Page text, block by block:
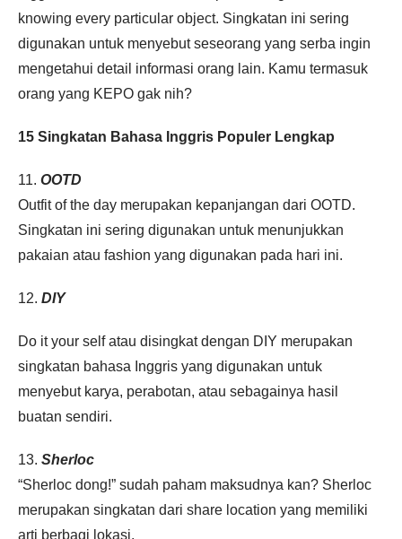
knowing every particular object. Singkatan ini sering
digunakan untuk menyebut seseorang yang serba ingin
mengetahui detail informasi orang lain. Kamu termasuk
orang yang KEPO gak nih?
15 Singkatan Bahasa Inggris Populer Lengkap
11. OOTD
Outfit of the day merupakan kepanjangan dari OOTD.
Singkatan ini sering digunakan untuk menunjukkan
pakaian atau fashion yang digunakan pada hari ini.
12. DIY
Do it your self atau disingkat dengan DIY merupakan
singkatan bahasa Inggris yang digunakan untuk
menyebut karya, perabotan, atau sebagainya hasil
buatan sendiri.
13. Sherloc
“Sherloc dong!” sudah paham maksudnya kan? Sherloc
merupakan singkatan dari share location yang memiliki
arti berbagi lokasi.